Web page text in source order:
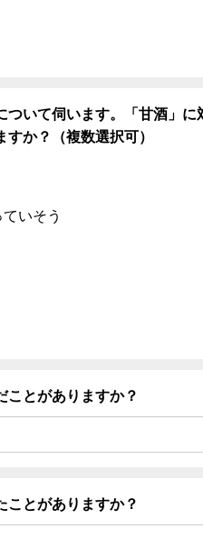
ついて伺います。「甘酒」に
か？（複数選択可）
いそう
ことがありますか？
ことがありますか？